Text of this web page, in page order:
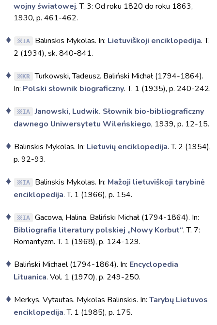
wojny światowej. T. 3: Od roku 1820 do roku 1863,
1930, p. 461-462.
IA Balinskis Mykolas. In: Lietuviškoji enciklopedija. T.
2 (1934), sk. 840-841.
KR Turkowski, Tadeusz. Baliński Michał (1794-1864).
In: Polski słownik biograficzny. T. 1 (1935), p. 240-242.
IA
Janowski, Ludwik. Słownik bio-bibliograficzny
dawnego Uniwersytetu Wileńskiego, 1939, p. 12-15.
Balinskis Mykolas. In: Lietuvių enciklopedija. T. 2 (1954),
p. 92-93.
IA Balinskis Mykolas. In: Mažoji lietuviškoji tarybinė
enciklopedija. T. 1 (1966), p. 154.
IA
Gacowa, Halina. Baliński Michał (1794-1864). In:
Bibliografia literatury polskiej „Nowy Korbut“. T. 7:
Romantyzm. T. 1 (1968), p. 124-129.
Baliński Michael (1794-1864). In: Encyclopedia
Lituanica. Vol. 1 (1970), p. 249-250.
Merkys, Vytautas. Mykolas Balinskis. In: Tarybų Lietuvos
enciklopedija. T. 1 (1985), p. 175.